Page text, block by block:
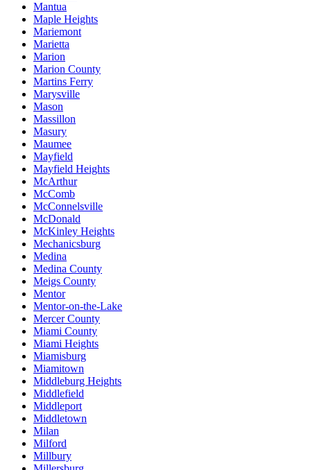
Mantua
Maple Heights
Mariemont
Marietta
Marion
Marion County
Martins Ferry
Marysville
Mason
Massillon
Masury
Maumee
Mayfield
Mayfield Heights
McArthur
McComb
McConnelsville
McDonald
McKinley Heights
Mechanicsburg
Medina
Medina County
Meigs County
Mentor
Mentor-on-the-Lake
Mercer County
Miami County
Miami Heights
Miamisburg
Miamitown
Middleburg Heights
Middlefield
Middleport
Middletown
Milan
Milford
Millbury